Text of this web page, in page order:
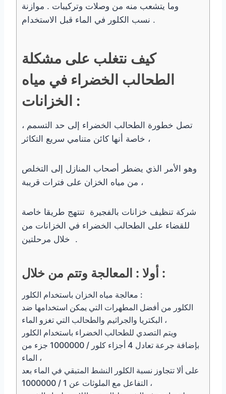
وما يتشعب منه من وصلات وتركيبات . موازنة
نسب الكلور في الماء قبل الاستخدام .
كيف نتغلب على مشكلة
الطحالب الخضراء في مياه
الخزانات :
تصل خطورة الطحالب الخضراء إلى حد التسمم ،
خاصة أنها كائن متنامي سريع التكاثر ،
وهو الأمر الذي يضطر أصحاب المنازل إلى التخلص
من مياه الخزان على فترات قريبة ،
شركة تنظيف خزانات بالفجيرة تنتهج طريقا خاصة
للقضاء على الطحالب الخضراء في الخزانات من
خلال مرحلتين .
أولا : المعالجة وتتم من خلال :
معالجة مياه الخزان باستخدام الكلور :
الكلور من أفضل المطهرات التي يمكن استخدامها ضد
البكتريا والجراثيم والطحالب التي تغزو الماء ،
ويتم التصدي للطحالب الخضراء باستخدام الكلور
بإضافة جرعة تعادل 4 أجزاء كلور / 1000000 جزء من
الماء ،
على ألا تتجاوز نسبة الكلور النشط المتبقي في الماء بعد
التفاعل مع الملوثات عن 1 / 1000000 ،